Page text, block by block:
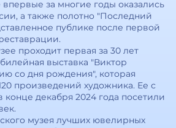
впервые за многие годы оказались
а также полотно "Последний
публике после первой
проходит первая за 30 лет
выставка "Виктор
со дня рождения", которая
произведений художника. Ее с
конце декабря 2024 года посетили
музея лучших ювелирных